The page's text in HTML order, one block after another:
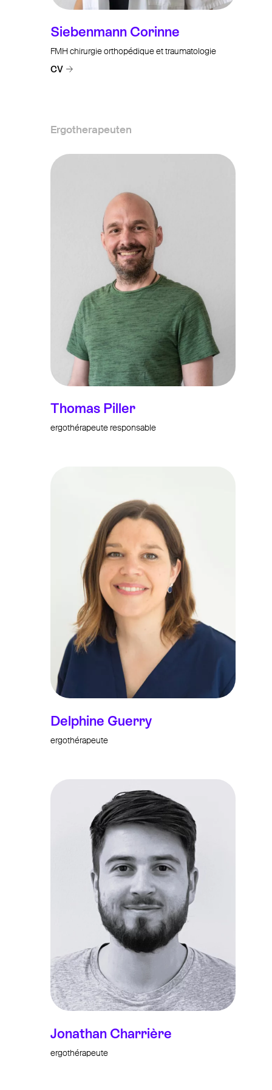
Siebenmann Corinne
FMH chirurgie orthopédique et traumatologie
CV
Ergotherapeuten
Thomas Piller
ergothérapeute responsable
Delphine Guerry
ergothérapeute
Jonathan Charrière
ergothérapeute